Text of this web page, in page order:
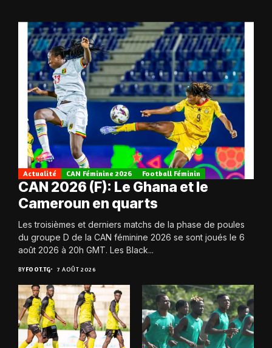
Actualité CAN Féminine 2026 Football Féminin
CAN 2026 (F): Le Ghana et le
Cameroun en quarts
Les troisièmes et derniers matchs de la phase de poules
du groupe D de la CAN féminine 2026 se sont joués le 6
août 2026 à 20h GMT. Les Black...
BYFOOT.TG 7 AOÛT 2026